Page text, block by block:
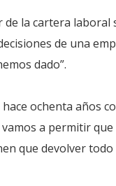
la cartera
de una
dado”.
ochenta años
a permitir
que devolver